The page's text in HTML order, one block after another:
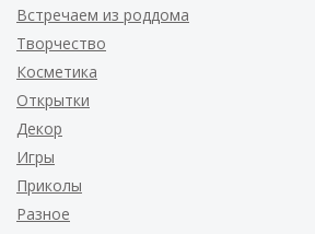
Встречаем из роддома
Творчество
Косметика
Открытки
Декор
Игры
Приколы
Разное